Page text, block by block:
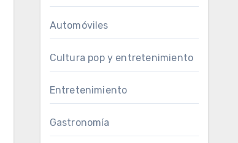
Automóviles
Cultura pop y entretenimiento
Entretenimiento
Gastronomía